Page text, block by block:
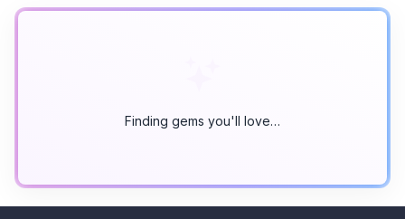
Finding gems you'll love…